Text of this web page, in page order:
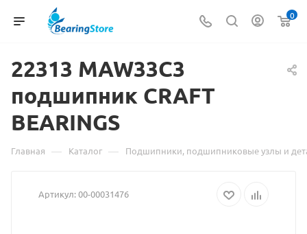
0
22313 MAW33C3
подшипник Материал
товаре
MAW33C3
CRAFT
BEARINGS
Главная — Каталог — Подшипники, подшипниковые узлы и
Артикул:00-00031476